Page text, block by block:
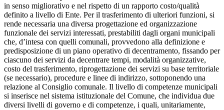
in senso migliorativo e nel rispetto di un rapporto costo/qualità
definito a livello di Ente. Per il trasferimento di ulteriori funzioni, si
rende necessaria una diversa progettazione ed organizzazione
funzionale dei servizi interessati, prestabiliti dagli organi municipali
che, d’intesa con quelli comunali, provvedono alla definizione e
predisposizione di un piano operativo di decentramento, fissando per
ciascuno dei servizi da decentrare tempi, modalità organizzative,
costo del trasferimento, riprogettazione dei servizi su base territoriale
(se necessario), procedure e linee di indirizzo, sottoponendo una
relazione al Consiglio comunale. Il livello di competenze municipali
si inserisce nel sistema istituzionale del Comune, che individua due
diversi livelli di governo e di competenze, i quali, unitariamente,